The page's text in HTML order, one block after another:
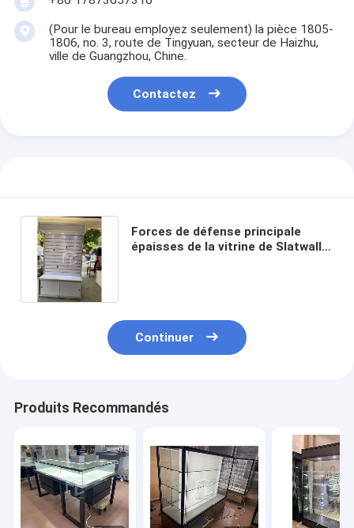
(Pour le bureau employez seulement) la pièce 1805-
1806, no. 3, route de Tingyuan, secteur de Haizhu,
ville de Guangzhou, Chine.
Contactez
Forces de défense principale
épaisses de la vitrine de Slatwall
Continuer
Produits Recommandés